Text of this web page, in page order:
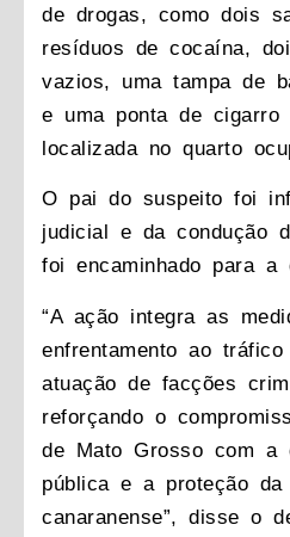
de drogas, como dois
resíduos de cocaína,
vazios, uma tampa de
e uma ponta de cigarro
localizada no quarto
O pai do suspeito foi
judicial e da condução
foi encaminhado para a
“A ação integra as
enfrentamento ao
atuação de facções
reforçando o
de Mato Grosso com a
pública e a proteção da
canaranense”, disse o